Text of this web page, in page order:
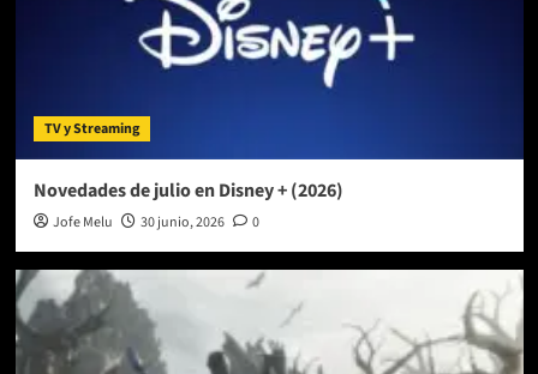
TV y Streaming
Novedades de julio en Disney + (2026)
Jofe Melu 30 junio, 2026 0